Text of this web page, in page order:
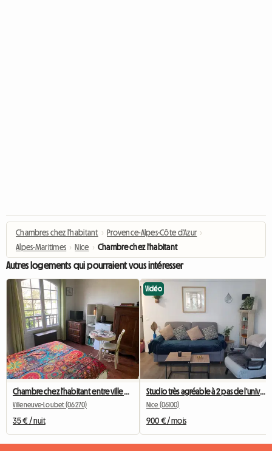
Chambres chez l'habitant › Provence-Alpes-Côte d'Azur ›
Alpes-Maritimes › Nice › Chambre chez l'habitant
Autres logements qui pourraient vous intéresser
Villeneuve-Loubet (06270)
35 € / nuit
Vidéo
Studio très agréable à 2 pas de l'université Valrose
Nice (06100)
900 € / mois